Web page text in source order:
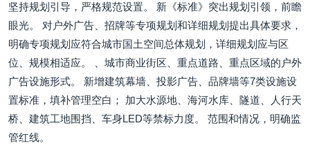
坚持规划引导，严格规范设置。 新《标准》突出规划引领，前瞻
眼光。 对户外广告、招牌等专项规划和详细规划提出具体要求，
明确专项规划应符合城市国土空间总体规划，详细规划应与区
位、规模相适应。 、城市商业街区、重点道路、重点区域的户外
广告设施形式。 新增建筑幕墙、投影广告、品牌墙等7类设施设
置标准，填补管理空白； 加大水源地、海河水库、隧道、人行天
桥、建筑工地围挡、车身LED等禁标力度。 范围和情况，明确监
管红线。